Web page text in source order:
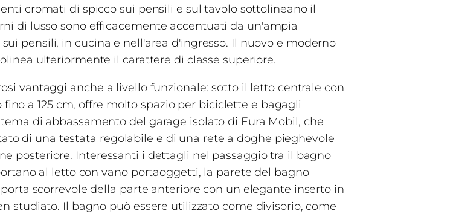
cromati di spicco sui pensili e sul tavolo sottolineano il
di lusso sono efficacemente accentuati da un'ampia
pensili, in cucina e nell'area d'ingresso. Il nuovo e moderno
ulteriormente il carattere di classe superiore.
vantaggi anche a livello funzionale: sotto il letto centrale con
a 125 cm, offre molto spazio per biciclette e bagagli
di abbassamento del garage isolato di Eura Mobil, che
di una testata regolabile e di una rete a doghe pieghevole
posteriore. Interessanti i dettagli nel passaggio tra il bagno
al letto con vano portaoggetti, la parete del bagno
scorrevole della parte anteriore con un elegante inserto in
studiato. Il bagno può essere utilizzato come divisorio, come